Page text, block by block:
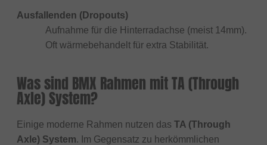
Ausfallenden (Dropouts)
Aufnahme für die Hinterradachse (meist 14mm).
Oft wärmebehandelt für extra Stabilität.
Was sind BMX Rahmen mit TA (Through
Axle) System?
Einige moderne Rahmen nutzen das TA (Through
Axle) System. Im Gegensatz zu herkömmlichen